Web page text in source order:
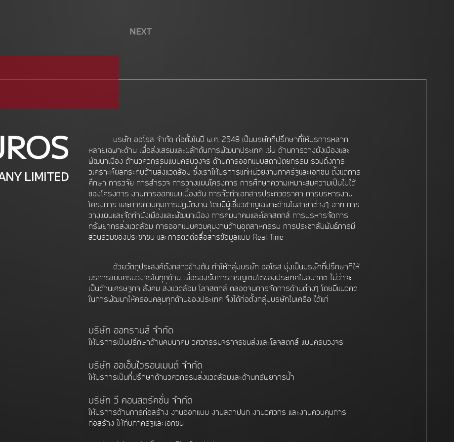
NEXT
LIMITED
บริษัท ออโรส จำกัด ก่อตั้งในปี พ.ศ. 2548 เป็นบริษัทที่ปรึกษาที่ให้บริการหลาก
หลายเฉพาะด้าน เพื่อส่งเสริมและผลักดันการพัฒนาประเทศ เช่น ด้านการวางผังเมืองและ
พัฒนาเมือง ด้านวิศวกรรมแบบครบวงจร ด้านการออกแบบสถาปัตยกรรม รวมถึงการ
วิเคราะห์ผลกระทบด้านสิ่งแวดล้อม ซึ่งเราให้บริการแก่หน่วยงานภาครัฐและเอกชน ตั้งแต่การ
ศึกษา การวิจัย การสำรวจ การวางแผนโครงการ การศึกษาความเหมาะสมความเป็นไปได้
ของโครงการ งานการออกแบบเบื้องต้น การจัดทำเอกสารประกวดราคา การบริหารงาน
โครงการ และการควบคุมการปฏิบัติงาน โดยมีผู้เชี่ยวชาญเฉพาะด้านในสาขาต่างๆ อาทิ การ
วางแผนและจัดทำผังเมืองและพัฒนาเมือง การคมนาคมและโลจิสติกส์ การบริหารจัดการ
ทรัพยากรสิ่งแวดล้อม การออกแบบควบคุมงานด้านอุตสาหกรรม การประชาสัมพันธ์การมี
ส่วนร่วมของประชาชน และการติดต่อสื่อสารข้อมูลแบบ Real Time
ด้วยวัตถุประสงค์ดังกล่าวข้างต้น ทำให้กลุ่มบริษัท ออโรส มุ่งเป็นบริษัทที่ปรึกษาที่ให้
บริการแบบครบวงจรในทุกด้าน เพื่อรองรับการเจริญเติบโตของประเทศในอนาคต ไม่ว่าจะ
เป็นด้านเศรษฐกิจ สังคม สิ่งแวดล้อม โลจิสติกส์ ตลอดจนการจัดการด้านต่างๆ โดยมีแนวคิด
ในการพัฒนาให้ครอบคลุมทุกด้านของประเทศ จึงได้ก่อตั้งกลุ่มบริษัทในเครือ ได้แก่
บริษัท ออทรานส์ จำกัด
ให้บริการเป็นปรึกษาด้านคมนาคม วิศวกรรมจราจรขนส่งและโลจิสติกส์ แบบครบวงจร
บริษัท ออเอ็นไวรอนเมนต์ จำกัด
ให้บริการเป็นที่ปรึกษาด้านวิศวกรรมสิ่งแวดล้อมและด้านทรัพยากรน้ำ
บริษัท วี คอนสตรัคชั่น จำกัด
ให้บริการด้านการก่อสร้าง งานออกแบบ งานสถาปนิก งานวิศวกร และงานควบคุมการ
ก่อสร้าง ให้กับภาครัฐและเอกชน